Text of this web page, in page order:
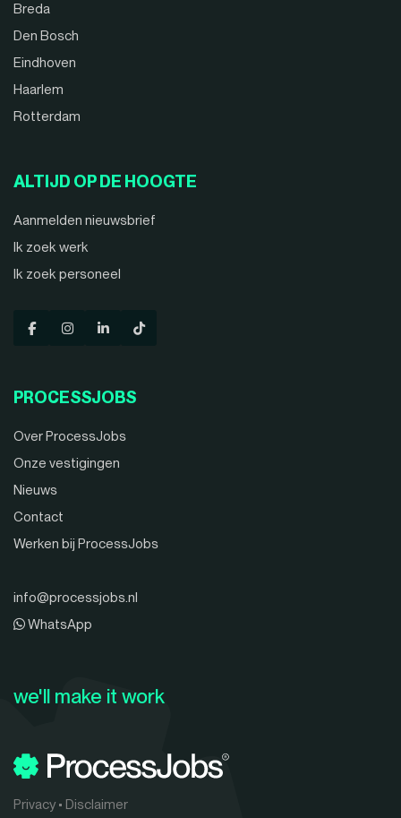
Breda
Den Bosch
Eindhoven
Haarlem
Rotterdam
ALTIJD OP DE HOOGTE
Aanmelden nieuwsbrief
Ik zoek werk
Ik zoek personeel
PROCESSJOBS
Over ProcessJobs
Onze vestigingen
Nieuws
Contact
Werken bij ProcessJobs
info@processjobs.nl
WhatsApp
Privacy• Disclaimer
we'll make it work